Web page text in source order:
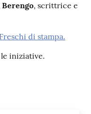
, scrittrice e
Freschi di stampa.
iniziative.